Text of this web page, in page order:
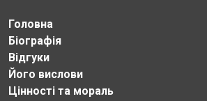
Головна
Біографія
Відгуки
Його вислови
Цінності та мораль